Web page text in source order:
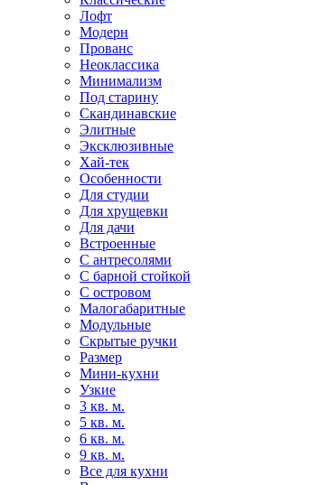
Лофт
Модерн
Прованс
Неоклассика
Минимализм
Под старину
Скандинавские
Элитные
Эксклюзивные
Хай-тек
Особенности
Для студии
Для хрущевки
Для дачи
Встроенные
С антресолями
С барной стойкой
С островом
Малогабаритные
Модульные
Скрытые ручки
Размер
Мини-кухни
Узкие
3 кв. м.
5 кв. м.
6 кв. м.
9 кв. м.
Все для кухни